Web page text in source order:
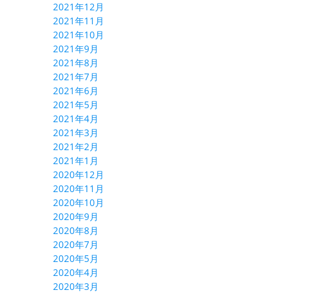
2021年12月
2021年11月
2021年10月
2021年9月
2021年8月
2021年7月
2021年6月
2021年5月
2021年4月
2021年3月
2021年2月
2021年1月
2020年12月
2020年11月
2020年10月
2020年9月
2020年8月
2020年7月
2020年5月
2020年4月
2020年3月